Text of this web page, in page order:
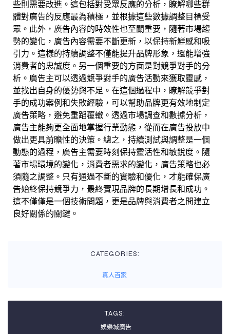
些則需要改進。這包括對受眾反應的分析，瞭解哪些群
體對廣告的反應最為積極，並根據這些數據調整目標受
眾。此外，廣告內容的時效性也至關重要，隨著市場趨
勢的變化，廣告內容需要不斷更新，以保持新鮮感和吸
引力。這樣的持續調整不僅能提升品牌形象，還能增強
消費者的忠誠度。另一個重要的方面是對競爭對手的分
析。廣告主可以透過競爭對手的廣告活動來獲取靈感，
並找出自身的優勢與不足。在這個過程中，瞭解競爭對
手的成功案例和失敗經驗，可以幫助品牌更有效地制定
廣告策略，避免重蹈覆轍。透過市場調查和數據分析，
廣告主能夠更全面地掌握行業動態，從而在廣告投放中
做出更具前瞻性的決策。總之，持續測試與調整是一個
動態的過程，廣告主需要時刻保持靈活性和敏銳度。隨
著市場環境的變化，消費者需求的變化，廣告策略也必
須隨之調整。只有通過不斷的實驗和優化，才能確保廣
告始終保持競爭力，最終實現品牌的長期增長和成功。
這不僅僅是一個技術問題，更是品牌與消費者之間建立
良好關係的關鍵。
CATEGORIES:
真人百家
TAGS:
娛樂城廣告